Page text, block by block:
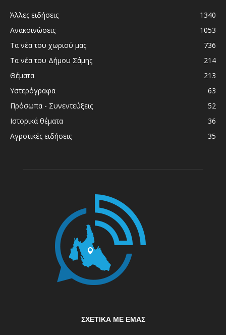
Άλλες ειδήσεις
1340
Ανακοινώσεις
1053
Τα νέα του χωριού μας
736
Τα νέα του Δήμου Σάμης
214
Θέματα
213
Υστερόγραφα
63
Πρόσωπα - Συνεντεύξεις
52
Ιστορικά θέματα
36
Αγροτικές ειδήσεις
35
ΣΧΕΤΙΚΆ ΜΕ ΕΜΆΣ